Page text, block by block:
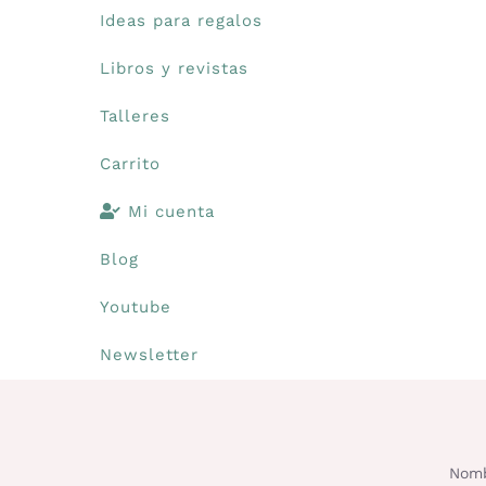
Ideas para regalos
Libros y revistas
Talleres
Carrito
Mi cuenta
Blog
Youtube
Newsletter